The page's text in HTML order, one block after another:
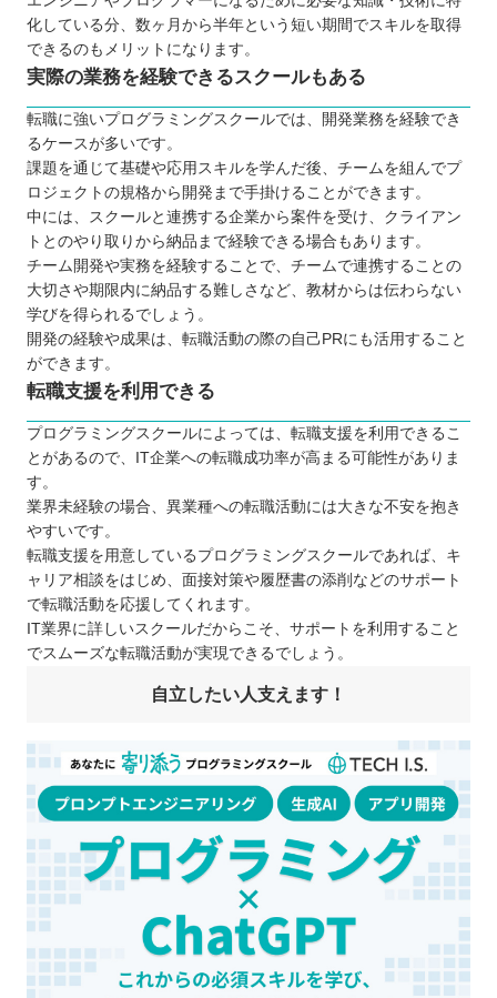
化している分、数ヶ月から半年という短い期間でスキルを取得
できるのもメリットになります。
実際の業務を経験できるスクールもある
転職に強いプログラミングスクールでは、開発業務を経験でき
るケースが多いです。
課題を通じて基礎や応用スキルを学んだ後、チームを組んでプ
ロジェクトの規格から開発まで手掛けることができます。
中には、スクールと連携する企業から案件を受け、クライアン
トとのやり取りから納品まで経験できる場合もあります。
チーム開発や実務を経験することで、チームで連携することの
大切さや期限内に納品する難しさなど、教材からは伝わらない
学びを得られるでしょう。
開発の経験や成果は、転職活動の際の自己PRにも活用すること
ができます。
転職支援を利用できる
プログラミングスクールによっては、転職支援を利用できるこ
とがあるので、IT企業への転職成功率が高まる可能性がありま
す。
業界未経験の場合、異業種への転職活動には大きな不安を抱き
やすいです。
転職支援を用意しているプログラミングスクールであれば、キ
ャリア相談をはじめ、面接対策や履歴書の添削などのサポート
で転職活動を応援してくれます。
IT業界に詳しいスクールだからこそ、サポートを利用すること
でスムーズな転職活動が実現できるでしょう。
自立したい人支えます！